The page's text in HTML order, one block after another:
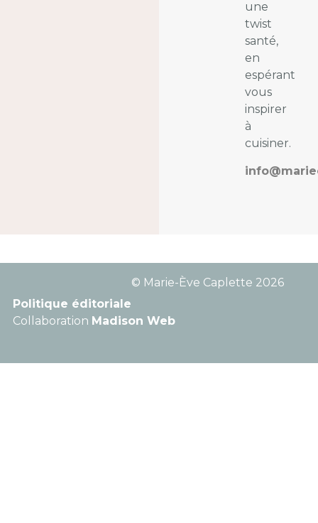
une
twist
santé,
en
espérant
vous
inspirer
à
cuisiner.
© Marie-Ève Caplette 2026
Collaboration Madison Web
Politique éditoriale